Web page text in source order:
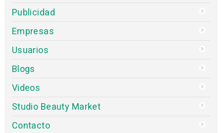
Publicidad
Empresas
Usuarios
Blogs
Videos
Studio Beauty Market
Contacto